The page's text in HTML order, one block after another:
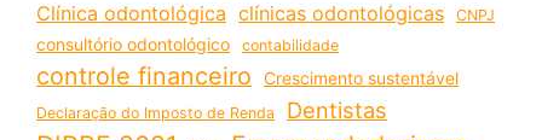
Clínica odontológica clínicas odontológicas CNPJ
consultório odontológico contabilidade
controle financeiro Crescimento sustentável
Declaração do Imposto de Renda Dentistas